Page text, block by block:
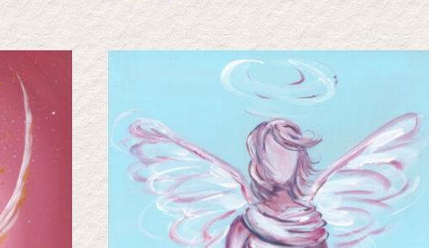
Varianten
Optionen
können